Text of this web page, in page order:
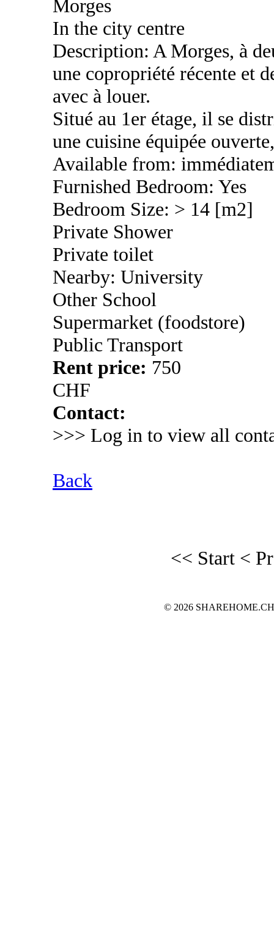
Morges
In the city centre
Description: A Morges, à
une copropriété récente et
avec à louer.
Situé au 1er étage, il se
une cuisine équipée
Available from:
Furnished Bedroom: Yes
Bedroom Size: > 14 [m2]
Private Shower
Private toilet
Nearby: University
Other School
Supermarket (foodstore)
Public Transport
Rent price: 750
CHF
Contact:
>>> Log in to view all
Back
<< Start <
© 2026